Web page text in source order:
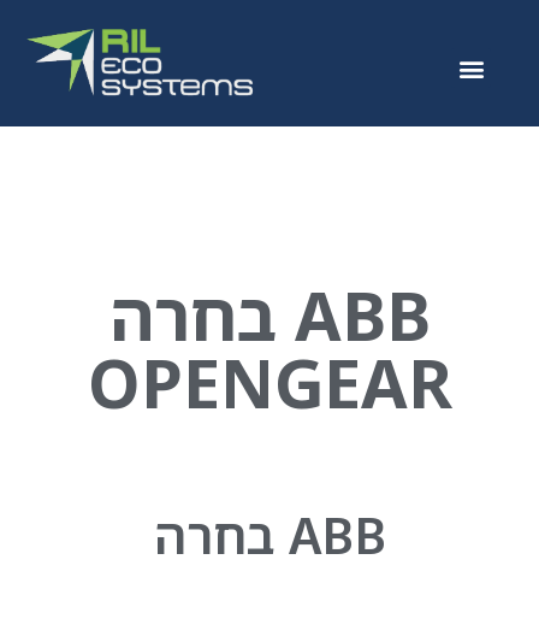
ABB בחרה
OPENGEAR
ABB בחרה